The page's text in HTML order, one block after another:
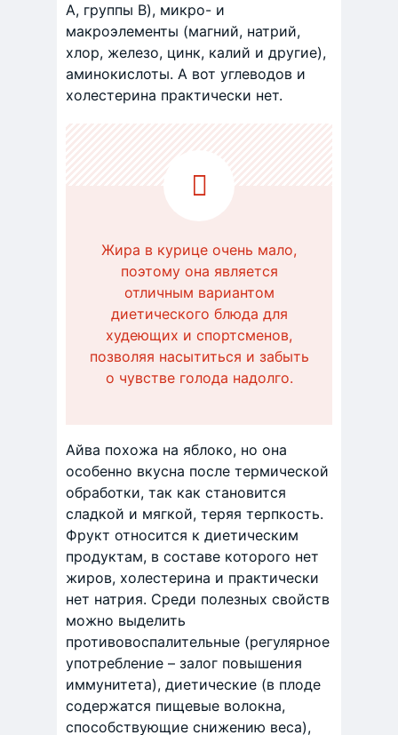
A, группы B), микро- и
макроэлементы (магний, натрий,
хлор, железо, цинк, калий и другие),
аминокислоты. А вот углеводов и
холестерина практически нет.
Жира в курице очень мало,
поэтому она является
отличным вариантом
диетического блюда для
худеющих и спортсменов,
позволяя насытиться и забыть
о чувстве голода надолго.
Айва похожа на яблоко, но она
особенно вкусна после термической
обработки, так как становится
сладкой и мягкой, теряя терпкость.
Фрукт относится к диетическим
продуктам, в составе которого нет
жиров, холестерина и практически
нет натрия. Среди полезных свойств
можно выделить
противовоспалительные (регулярное
употребление – залог повышения
иммунитета), диетические (в плоде
содержатся пищевые волокна,
способствующие снижению веса),